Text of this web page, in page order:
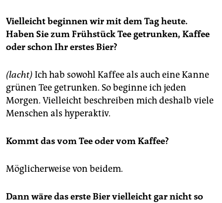
Vielleicht beginnen wir mit dem Tag heute.
Haben Sie zum Frühstück Tee getrunken, Kaffee
oder schon Ihr erstes Bier?
(lacht) Ich hab sowohl Kaffee als auch eine Kanne
grünen Tee getrunken. So beginne ich jeden
Morgen. Vielleicht beschreiben mich deshalb viele
Menschen als hyperaktiv.
Kommt das vom Tee oder vom Kaffee?
Möglicherweise von beidem.
Dann wäre das erste Bier vielleicht gar nicht so